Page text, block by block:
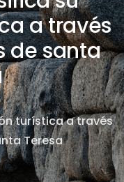
a través
de santa
turística a través
Teresa